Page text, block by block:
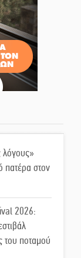
λόγους»
πατέρα στον
2026:
του ποταμού